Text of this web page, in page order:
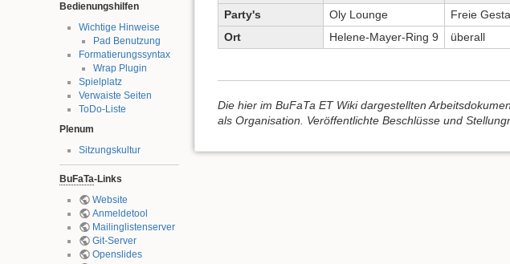
Bedienungshilfen
Wichtige Hinweise
Pad Benutzung
Formatierungssyntax
Wrap Plugin
Spielplatz
Verwaiste Seiten
ToDo-Liste
Plenum
Sitzungskultur
BuFaTa-Links
Website
Anmeldetool
Mailinglistenserver
Git-Server
Openslides
Party's
Oly Lounge Freie
Ort
Helene-Mayer-Ring 9 überall
Die hier im BuFaTa ET Wiki dargestellten
als Organisation. Veröffentlichte Beschlüsse und